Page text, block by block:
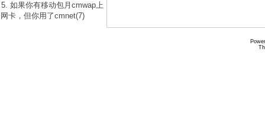
5. 如果你有移动包月cmwap上
网卡，但你用了cmnet(7)